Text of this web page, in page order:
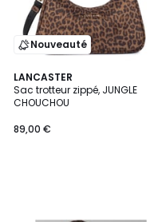
Nouveauté
LANCASTER
Sac trotteur zippé, JUNGLE
CHOUCHOU
89,00 €